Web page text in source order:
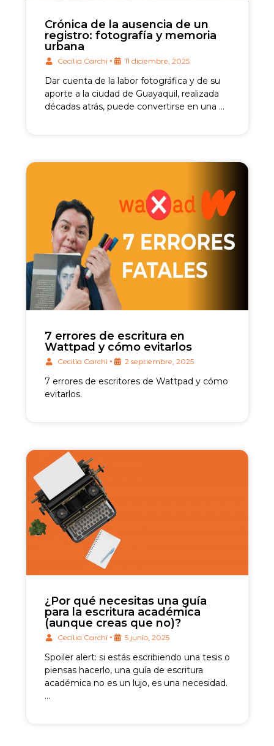
Crónica de la ausencia de un
registro: fotografía y memoria
urbana
Cecilia Carchi • 11 diciembre, 2025
Dar cuenta de la labor fotográfica y de su
aporte a la ciudad de Guayaquil, realizada
décadas atrás, puede convertirse en una …
7 errores de escritura en
Wattpad y cómo evitarlos
Cecilia Carchi • 2 septiembre, 2025
7 errores de escritores de Wattpad y cómo
evitarlos.
¿Por qué necesitas una guía
para la escritura académica
(aunque creas que no)?
Cecilia Carchi • 5 junio, 2025
Spoiler alert: si estás escribiendo una tesis o
piensas hacerlo, una guía de escritura
académica no es un lujo, es una necesidad.
…